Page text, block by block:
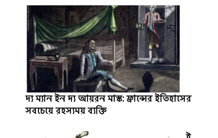
দ্য ম্যান ইন দ্য আয়রন মাস্ক: ফ্রান্সের ইতিহাসের
সবচেয়ে রহস্যময় ব্যক্তি